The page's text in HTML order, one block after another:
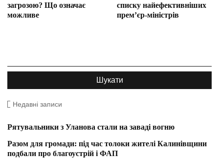
загрозою? Що означає
можливе
списку найефективніших
прем’єр-міністрів
Недавні записи
Рятувальники з Уланова стали на заваді вогню
Разом для громади: під час толоки жителі Калинівщини
подбали про благоустрій і ФАП